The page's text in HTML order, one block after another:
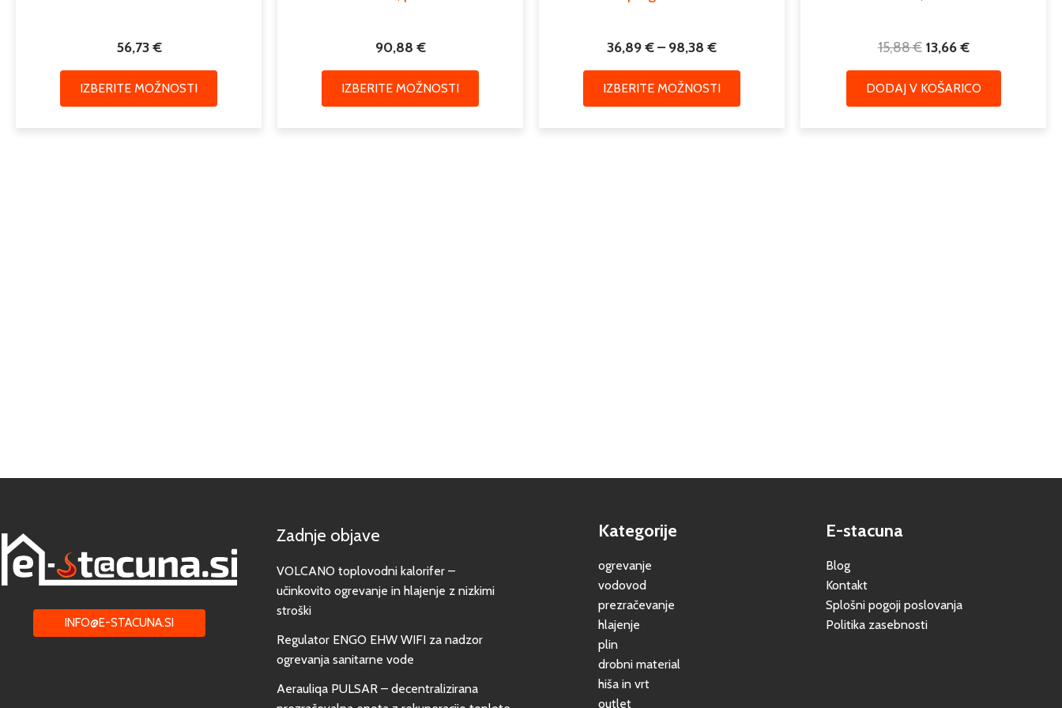
56,73€
IZBERITE MOŽNOSTI
90,88 €
IZBERITE MOŽNOSTI
36,89€– 98,38 €
IZBERITE MOŽNOSTI
15,88€ 13,66€
DODAJ V KOŠARICO
INFO@E-STACUNA.SI
Zadnje objave
VOLCANO toplovodni kalorifer –
učinkovito ogrevanje in hlajenje z nizkimi
stroški
Regulator ENGO EHW WIFI za nadzor
ogrevanja sanitarne vode
Aerauliqa PULSAR – decentralizirana
Kategorije
ogrevanje
vodovod
prezračevanje
hlajenje
plin
drobni material
hiša in vrt
outlet
E-stacuna
Blog
Kontakt
Splošni pogoji poslovanja
Politika zasebnosti